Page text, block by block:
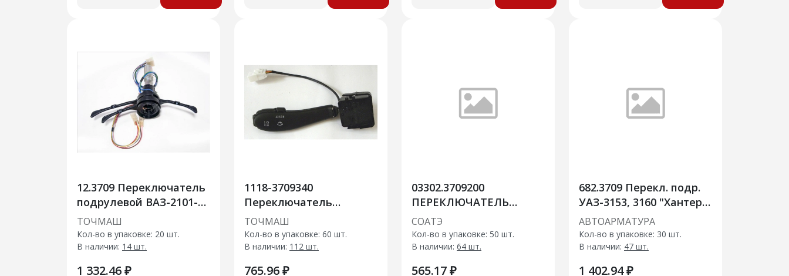
12.3709 Переключатель
подрулевой ВАЗ-2101-
2103, 2106 3х-рычажный
с трубой (945)
ТОЧМАШ
Кол-во в упаковке: 20 шт.
В наличии: 14 шт.
1 332.46 ₽
1118-3709340
Переключатель
стеклоочистителя
Калина
ТОЧМАШ
Кол-во в упаковке: 60 шт.
В наличии: 112 шт.
765.96 ₽
03302.3709200
ПЕРЕКЛЮЧАТЕЛЬ
СТЕКЛООЧИСТИТЕЛЯ
СОАТЭ
Кол-во в упаковке: 50 шт.
В наличии: 64 шт.
565.17 ₽
682.3709 Перекл. подр.
УАЗ-3153, 3160 "Хантер"
(в сборе)
АВТОАРМАТУРА
Кол-во в упаковке: 30 шт.
В наличии: 47 шт.
1 402.94 ₽